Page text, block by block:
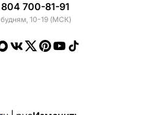
700-81-91
будням, 10-19 (МСК)